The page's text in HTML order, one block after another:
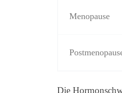
Menopause
Die